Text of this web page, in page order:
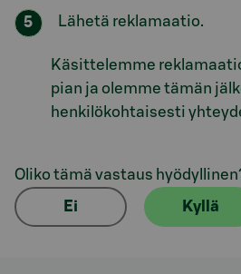
Lähetä reklamaatio.
Käsittelemme
pian ja olemme tämän
henkilökohtaisesti
Oliko tämä vastaus
Ei Kyllä